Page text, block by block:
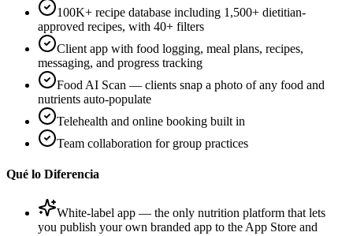
100K+ recipe database including 1,500+ dietitian-
approved recipes, with 40+ filters
Client app with food logging, meal plans, recipes,
messaging, and progress tracking
Food AI Scan — clients snap a photo of any food and
nutrients auto-populate
Telehealth and online booking built in
Team collaboration for group practices
Qué lo Diferencia
White-label app — the only nutrition platform that lets
you publish your own branded app to the App Store and